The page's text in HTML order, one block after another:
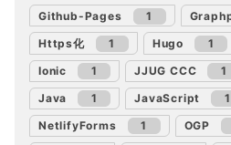
Github-Pages 1
Https化 1 Hugo 1
Ionic 1 JJUG CCC 1
Java 1 JavaScript 1
NetlifyForms 1 OGP